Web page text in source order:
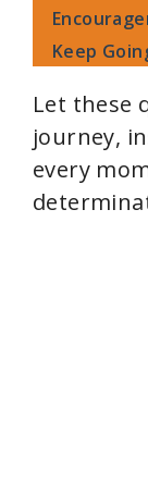
Keep
Let these
journey,
every